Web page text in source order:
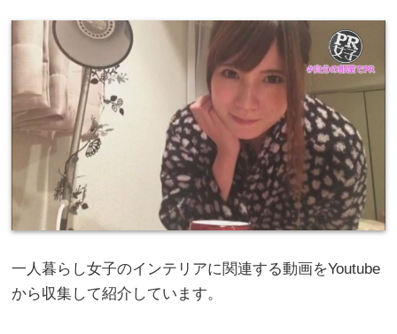
一人暮らし女子のインテリアに関連する動画をYoutube
から収集して紹介しています。